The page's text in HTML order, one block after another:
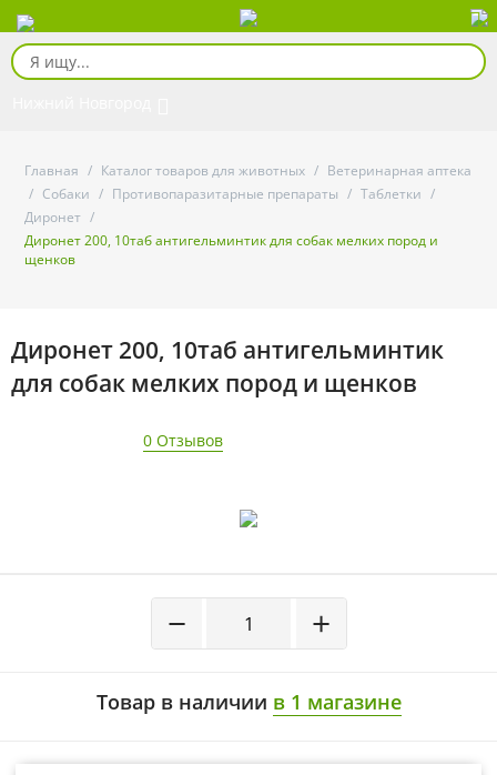
Главная / Каталог товаров для животных / Ветеринарная аптека
/ Собаки / Противопаразитарные препараты / Таблетки /
Диронет /
Диронет 200, 10таб антигельминтик для собак мелких пород и
щенков
Диронет 200, 10таб антигельминтик
для собак мелких пород и щенков
0 Отзывов
+
−
Товар в наличии в 1 магазине